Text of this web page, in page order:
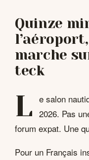
Quinze
marche
teck
L e salon
2026. Pas
forum expat. Une
Pour un Français